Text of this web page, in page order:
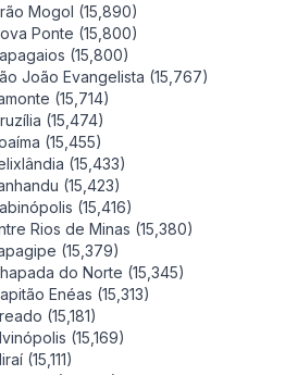
Mogol (15,890)
Ponte (15,800)
(15,800)
João Evangelista (15,767)
(15,714)
(15,474)
(15,455)
(15,433)
(15,423)
(15,416)
Rios de Minas (15,380)
(15,379)
do Norte (15,345)
Enéas (15,313)
(15,181)
(15,169)
(15,111)